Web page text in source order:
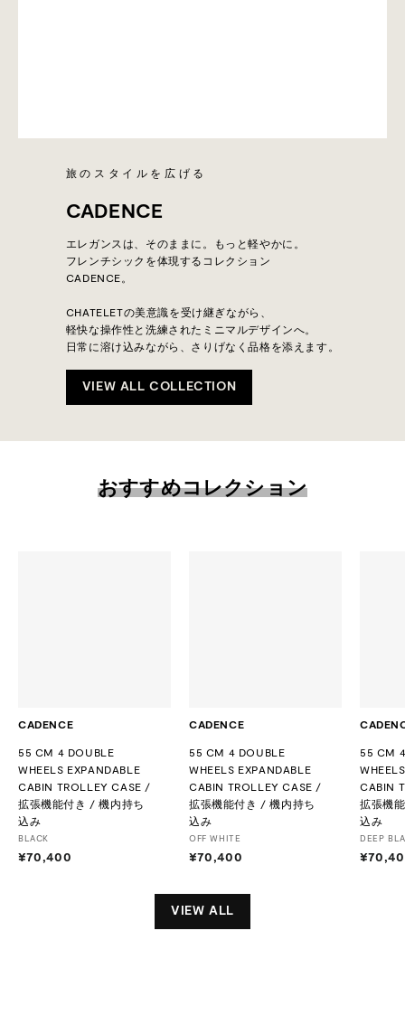
旅のスタイルを広げる
CADENCE
エレガンスは、そのままに。もっと軽やかに。
フレンチシックを体現するコレクション
CADENCE。
CHATELETの美意識を受け継ぎながら、
軽快な操作性と洗練されたミニマルデザインへ。
日常に溶け込みながら、さりげなく品格を添えます。
VIEW ALL COLLECTION
おすすめコレクション
CADENCE
55 CM 4 DOUBLE
WHEELS EXPANDABLE
CABIN TROLLEY CASE /
拡張機能付き / 機内持ち
込み
BLACK
¥70,400
CADENCE
55 CM 4 DOUBLE
WHEELS EXPANDABLE
CABIN TROLLEY CASE /
拡張機能付き / 機内持ち
込み
OFF WHITE
¥70,400
0
55 CM
CABIN
拡張機
込み
DEEP
VIEW ALL